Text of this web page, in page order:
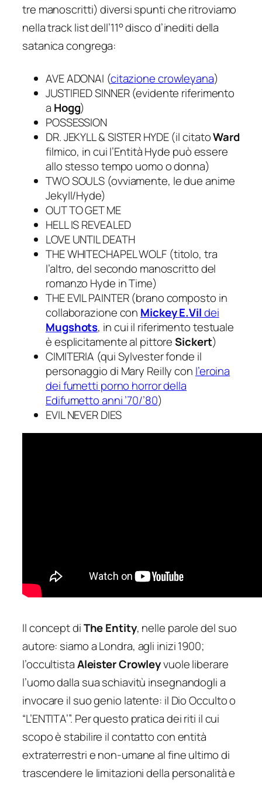
tre manoscritti) diversi spunti che ritroviamo
nella track list dell’11° disco d’inediti della
satanica congrega:
AVE ADONAI (citazione crowleyana)
JUSTIFIED SINNER (evidente riferimento
a Hogg)
POSSESSION
DR. JEKYLL & SISTER HYDE (il citatoWard
filmico, in cui l’Entità Hyde può essere
allo stesso tempo uomo o donna)
TWO SOULS (ovviamente, le due anime
Jekyll/Hyde)
OUT TO GET ME
HELL IS REVEALED
LOVE UNTIL DEATH
THE WHITECHAPEL WOLF (titolo, tra
l’altro, del secondo manoscritto del
romanzo Hyde in Time)
THE EVIL PAINTER (brano composto in
collaborazione con Mickey E.Vildei
Mugshots, in cui il riferimento testuale
è esplicitamente al pittoreSickert)
CIMITERIA (qui Sylvester fonde il
personaggio di Mary Reilly con l’eroina
dei fumetti porno horror della
Edifumetto anni ’70/’80)
EVIL NEVER DIES
Il concept diThe Entity, nelle parole del suo
autore: siamo a Londra, agli inizi 1900;
l’occultistaAleister Crowleyvuole liberare
l’uomo dalla sua schiavitù insegnandogli a
invocare il suo genio latente: il Dio Occulto o
“L’ENTITA’”. Per questo pratica dei riti il cui
scopo è stabilire il contatto con entità
extraterrestri e non-umane al fine ultimo di
trascendere le limitazioni della personalità e